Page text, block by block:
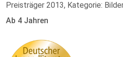
Preisträger 2013, Kategorie:
Ab 4 Jahren